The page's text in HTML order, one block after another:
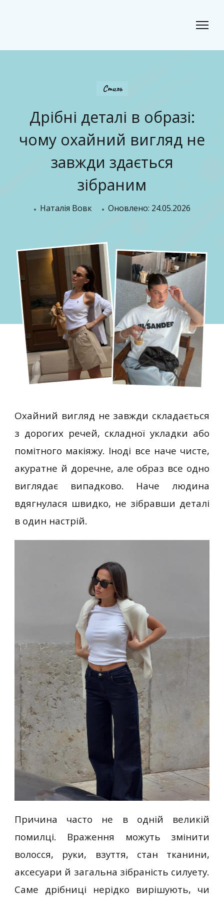
Стиль
Дрібні деталі в образі:
чому охайний вигляд не
завжди здається
зібраним
Наталія Вовк Оновлено: 24.05.2026
Охайний вигляд не завжди складається
з дорогих речей, складної укладки або
помітного макіяжу. Іноді все наче чисте,
акуратне й доречне, але образ все одно
виглядає випадково. Наче людина
вдягнулася швидко, не зібравши деталі
в один настрій.
Причина часто не в одній великій
помилці. Враження можуть змінити
волосся, руки, взуття, стан тканини,
аксесуари й загальна зібраність силуету.
Саме дрібниці нерідко вирішують, чи